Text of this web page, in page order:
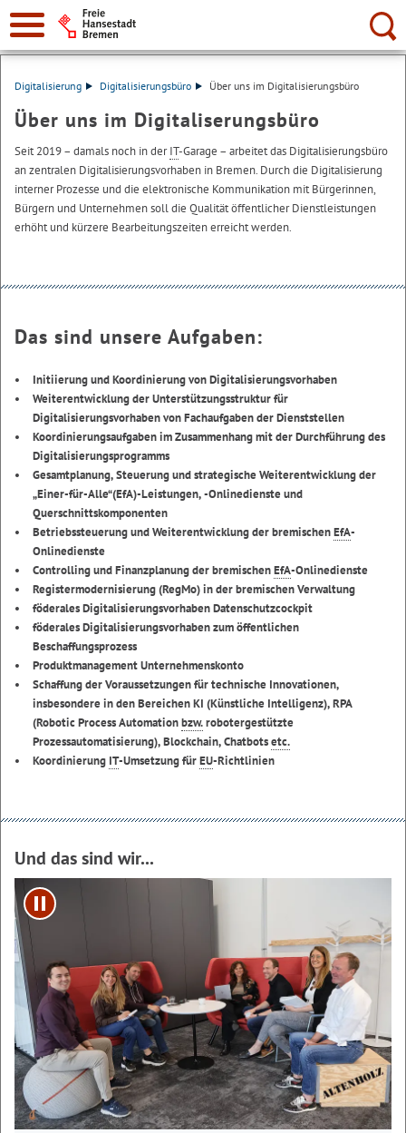
Suche:
Digitalisierung Digitalisierungsbüro Über uns im Digitalisierungsbüro
Über uns im Digitaliserungsbüro
Seit 2019 – damals noch in derIT-Garage – arbeitet das Digitalisierungsbüro
an zentralen Digitalisierungsvorhaben in Bremen. Durch die Digitalisierung
interner Prozesse und die elektronische Kommunikation mit Bürgerinnen,
Bürgern und Unternehmen soll die Qualität öffentlicher Dienstleistungen
erhöht und kürzere Bearbeitungszeiten erreicht werden.
Das sind unsere Aufgaben:
Initiierung und Koordinierung von Digitalisierungsvorhaben
Weiterentwicklung der Unterstützungsstruktur für
Digitalisierungsvorhaben von Fachaufgaben der Dienststellen
Koordinierungsaufgaben im Zusammenhang mit der Durchführung des
Digitalisierungsprogramms
Gesamtplanung, Steuerung und strategische Weiterentwicklung der
„Einer-für-Alle“(EfA)-Leistungen, -Onlinedienste und
Querschnittskomponenten
Betriebssteuerung und Weiterentwicklung der bremischenEfA-
Onlinedienste
Controlling und Finanzplanung der bremischenEfA-Onlinedienste
Registermodernisierung (RegMo) in der bremischen Verwaltung
föderales Digitalisierungsvorhaben Datenschutzcockpit
föderales Digitalisierungsvorhaben zum öffentlichen
Beschaffungsprozess
Produktmanagement Unternehmenskonto
Schaffung der Voraussetzungen für technische Innovationen,
insbesondere in den Bereichen KI (Künstliche Intelligenz), RPA
(Robotic Process Automationbzw.robotergestützte
Prozessautomatisierung),Blockchain, Chatbotsetc.
Koordinierung IT-Umsetzung fürEU-Richtlinien
Und das sind wir...
Play/Pause